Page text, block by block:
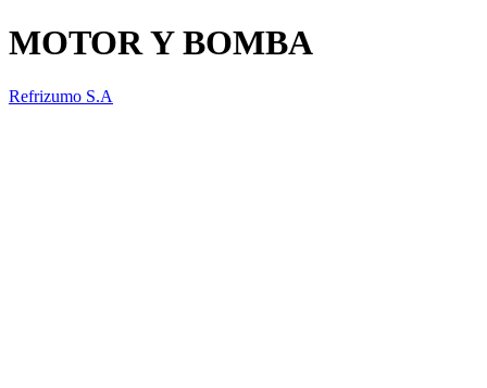
MOTOR Y BOMBA
Refrizumo S.A